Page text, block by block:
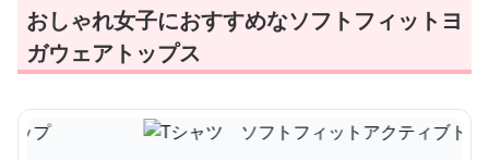
おしゃれ女子におすすめなソフトフィットヨ
ガウェアトップス